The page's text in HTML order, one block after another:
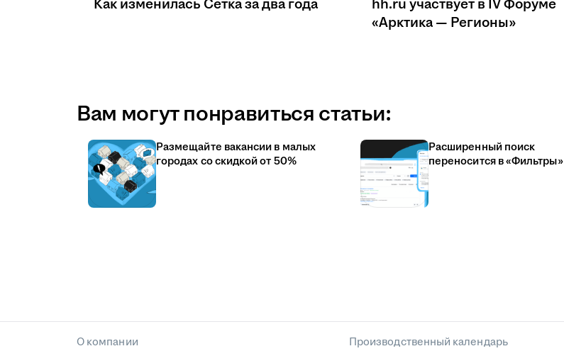
Как изменилась Сетка за два года
hh.ru участвует в IV Форуме
«Арктика — Регионы»
Вам могут понравиться статьи:
Размещайте вакансии в малых
городах со скидкой от 50%
Расширенный поиск
переносится в «Фильтры»
О компании
Производственный календарь